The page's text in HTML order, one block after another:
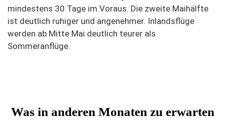
mindestens 30 Tage im Voraus. Die zweite Maihälfte
ist deutlich ruhiger und angenehmer. Inlandsflüge
werden ab Mitte Mai deutlich teurer als
Sommeranflüge.
Was in anderen Monaten zu erwarten